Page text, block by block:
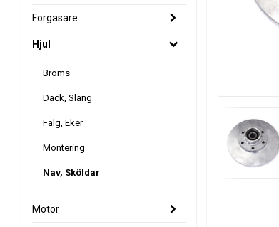
Förgasare
Hjul
Broms
Däck, Slang
Fälg, Eker
Montering
Nav, Sköldar
Motor